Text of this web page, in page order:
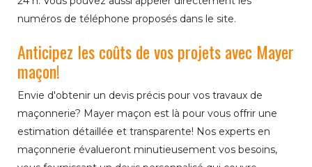
numéros de téléphone proposés dans le site.
Anticipez les coûts de vos projets avec Mayer
maçon!
Envie d'obtenir un devis précis pour vos travaux de
maçonnerie? Mayer maçon est là pour vous offrir une
estimation détaillée et transparente! Nos experts en
maçonnerie évalueront minutieusement vos besoins,